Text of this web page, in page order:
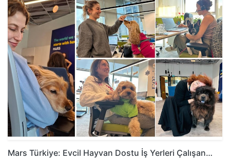
Mars Türkiye: Evcil Hayvan Dostu İş Yerleri Çalışan…